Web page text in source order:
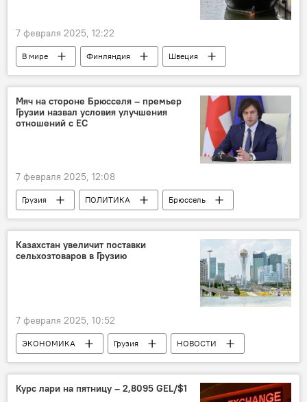
7 февраля 2025, 12:22
В мире Финляндия
Швеция
Владимир Путин
НАТО
Пентагон
Москва
Россия Дмитрий Киселев
Мяч на стороне Брюсселя – премьер
Грузии назвал условия улучшения
отношений с ЕС
7 февраля 2025, 12:08
Грузия ПОЛИТИКА
Брюссель
Ираклий Кобахидзе
Бидзина Иванишвили
Украина
США
Казахстан увеличит поставки
сельхозтоваров в Грузию
7 февраля 2025, 10:52
ЭКОНОМИКА Грузия
НОВОСТИ
Казахстан
Ираклий Кобахидзе
Курс лари на пятницу – 2,8095 GEL/$1